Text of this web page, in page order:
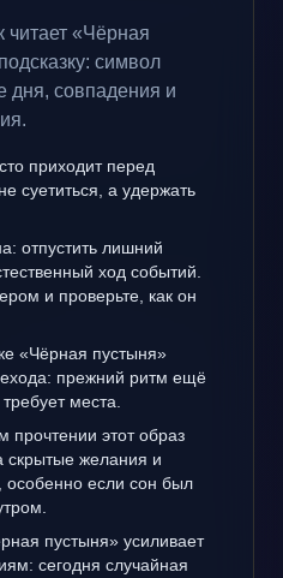
читает «Чёрная
символ
дня, совпадения и
приходит перед
суетиться, а удержать
отпустить лишний
ход событий.
и проверьте, как он
«Чёрная пустыня»
прежний ритм ещё
места.
прочтении этот образ
скрытые желания и
особенно если сон был
пустыня» усиливает
сегодня случайная